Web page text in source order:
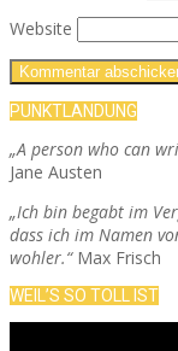
Website
PUNKTLANDUNG
„A person who can
Jane Austen
„Ich bin begabt im
dass ich im Namen
wohler.“Max Frisch
WEIL’S SO TOLL IST